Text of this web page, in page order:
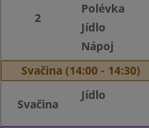
2
Polévka
Jídlo
Nápoj
Svačina (14:00 - 14:30)
Svačina
Jídlo